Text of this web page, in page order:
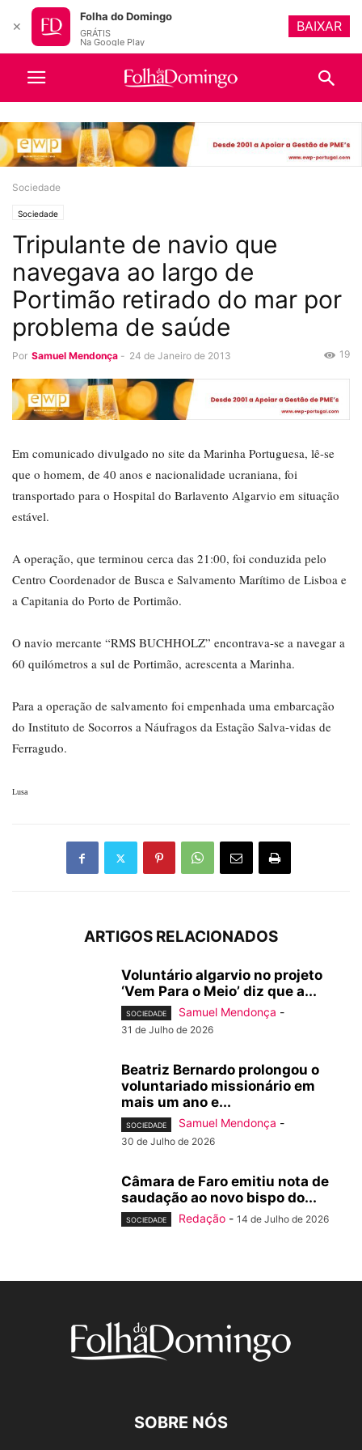
Sociedade
Sociedade
Tripulante de navio que
navegava ao largo de
Portimão retirado do mar por
problema de saúde
Por Samuel Mendonça - 24 de Janeiro de 2013 19
Em comunicado divulgado no site da Marinha Portuguesa, lê-se
que o homem, de 40 anos e nacionalidade ucraniana, foi
transportado para o Hospital do Barlavento Algarvio em situação
estável.
A operação, que terminou cerca das 21:00, foi conduzida pelo
Centro Coordenador de Busca e Salvamento Marítimo de Lisboa e
a Capitania do Porto de Portimão.
O navio mercante “RMS BUCHHOLZ” encontrava-se a navegar a
60 quilómetros a sul de Portimão, acrescenta a Marinha.
Para a operação de salvamento foi empenhada uma embarcação
do Instituto de Socorros a Náufragos da Estação Salva-vidas de
Ferragudo.
Lusa
ARTIGOS RELACIONADOS
Voluntário algarvio no projeto
‘Vem Para o Meio’ diz que a...
SOCIEDADE Samuel Mendonça -
31 de Julho de 2026
Beatriz Bernardo prolongou o
voluntariado missionário em
mais um ano e...
SOCIEDADE Samuel Mendonça -
30 de Julho de 2026
Câmara de Faro emitiu nota de
saudação ao novo bispo do...
SOCIEDADE Redação - 14 de Julho de 2026
SOBRE NÓS
✕
Folha do Domingo
GRÁTIS
Na Google Play
BAIXAR